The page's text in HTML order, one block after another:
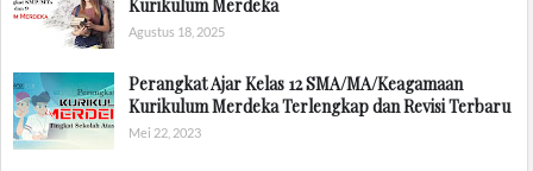
Kurikulum Merdeka
Agustus 18, 2025
Perangkat Ajar Kelas 12 SMA/MA/Keagamaan
Kurikulum Merdeka Terlengkap dan Revisi Terbaru
Mei 22, 2023